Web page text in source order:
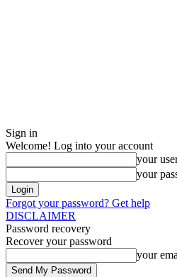
Sign in
Welcome! Log into your account
your
your
Forgot your password? Get help
DISCLAIMER
Password recovery
Recover your password
your